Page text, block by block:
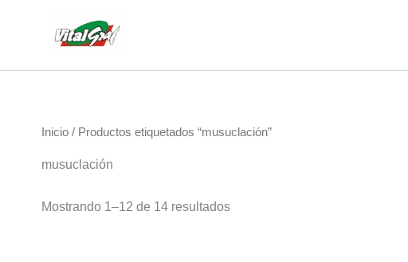
Inicio / Productos etiquetados “musuclación”
musuclación
Mostrando 1–12 de 14 resultados